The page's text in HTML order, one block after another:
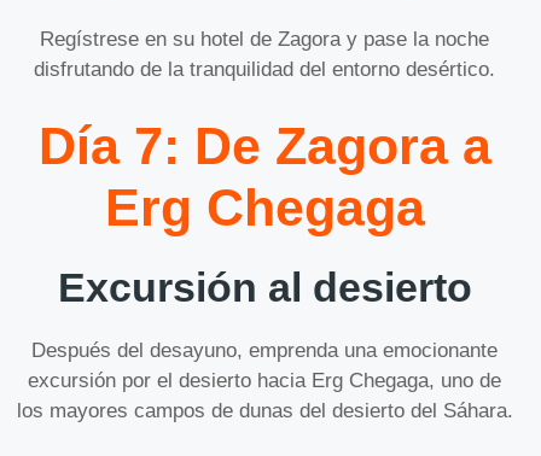
Regístrese en su hotel de Zagora y pase la noche
disfrutando de la tranquilidad del entorno desértico.
Día 7: De Zagora a
Erg Chegaga
Excursión al desierto
Después del desayuno, emprenda una emocionante
excursión por el desierto hacia Erg Chegaga, uno de
los mayores campos de dunas del desierto del Sáhara.